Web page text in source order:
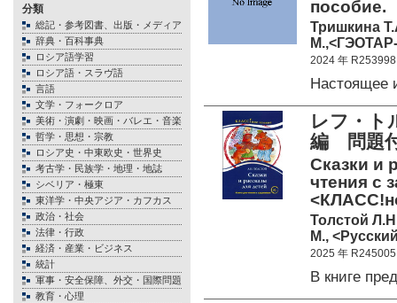
分類
総記・参考図書、出版・メディア
辞典・百科事典
ロシア語学習
ロシア語・スラヴ語
言語
文学・フォークロア
美術・演劇・映画・バレエ・音楽
哲学・思想・宗教
ロシア史・中東欧史・世界史
考古学・民族学・地理・地誌
シベリア・極東
東洋学・中央アジア・カフカス
政治・社会
法律・行政
経済・産業・ビジネス
統計
軍事・安全保障、外交・国際問題
教育・心理
пособие.
Тришкина
2024 年 R253998
Настоящее
レフ・
編 問題
Сказки и
чтения с
Толстой
М.,
2025 年 R245005
В книге